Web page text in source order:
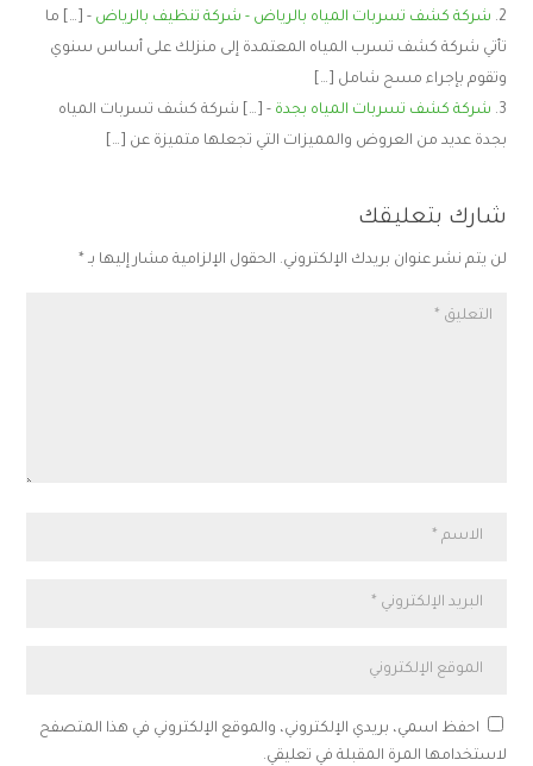
شركة كشف تسربات المياه بالرياض - شركة تنظيف بالرياض - […] ما
تأتي شركة كشف تسرب المياه المعتمدة إلى منزلك على أساس سنوي
وتقوم بإجراء مسح شامل […]
شركة كشف تسربات المياه بجدة - […] شركة كشف تسربات المياه
بجدة عديد من العروض والمميزات التي تجعلها متميزة عن […]
شارك بتعليقك
لن يتم نشر عنوان بريدك الإلكتروني. الحقول الإلزامية مشار إليها بـ *
احفظ اسمي، بريدي الإلكتروني، والموقع الإلكتروني في هذا المتصفح
لاستخدامها المرة المقبلة في تعليقي.